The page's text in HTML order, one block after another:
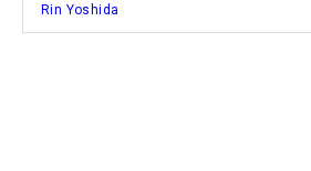
Rin Yoshida